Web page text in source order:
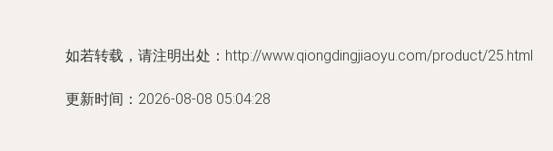
如若转载，请注明出处：http://www.qiongdingjiaoyu.com/product/25.html
更新时间：2026-08-08 05:04:28